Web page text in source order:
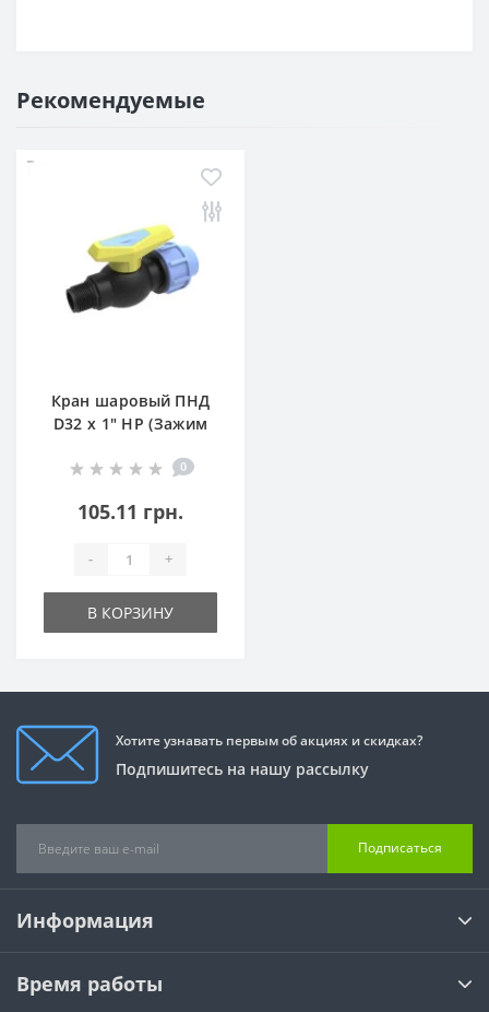
Рекомендуемые
Кран шаровый ПНД
D32 х 1" НР (Зажим
резьба)
0
105.11 грн.
- +
В КОРЗИНУ
Хотите узнавать первым об акциях и скидках?
Подпишитесь на нашу рассылку
Подписаться
Информация
Время работы